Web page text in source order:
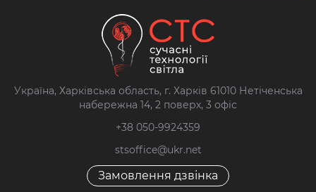
Україна, Харківська область, г. Харків 61010 Нетіченська
набережна 14, 2 поверх, 3 офіс
+38 050-9924359
stsoffice@ukr.net
Замовлення дзвінка